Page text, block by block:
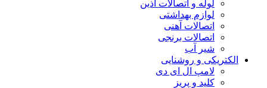
لوله و اتصالات آذین
لوازم بهداشتی
اتصالات آهنی
اتصالات برنجی
شیر آب
الکتریکی و روشنایی
لامپ ال ای دی
کلید و پریز